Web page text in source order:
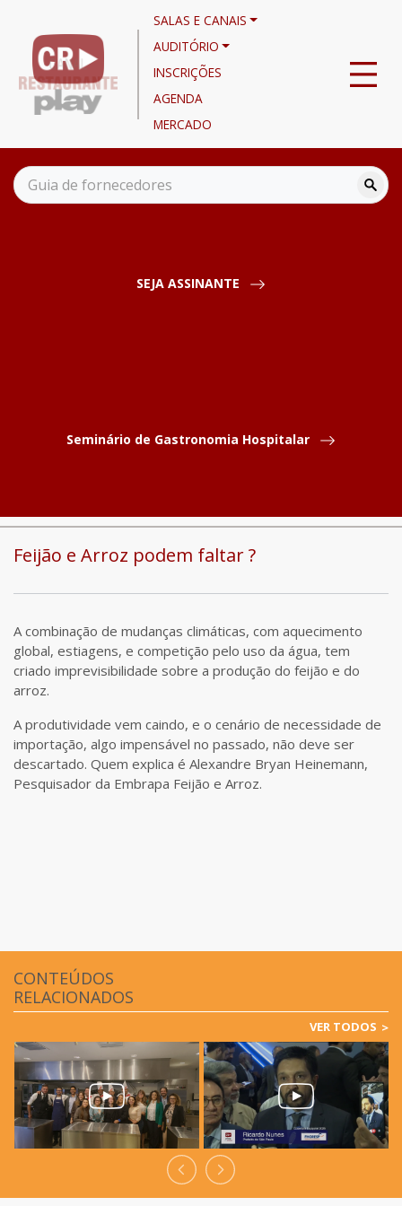
SALAS E CANAIS
AUDITÓRIO
INSCRIÇÕES
AGENDA
MERCADO
SEJA ASSINANTE
Seminário de Gastronomia Hospitalar
Canais Noticiário Feijão e Arroz podem faltar ?
NOTICIÁRIO DESTAQUES DO MÊS
Feijão e Arroz podem faltar ?
A combinação de mudanças climáticas, com aquecimento
global, estiagens, e competição pelo uso da água, tem
criado imprevisibilidade sobre a produção do feijão e do
arroz.
A produtividade vem caindo, e o cenário de necessidade de
importação, algo impensável no passado, não deve ser
descartado. Quem explica é Alexandre Bryan Heinemann,
Pesquisador da Embrapa Feijão e Arroz.
CONTEÚDOS
RELACIONADOS
VER TODOS